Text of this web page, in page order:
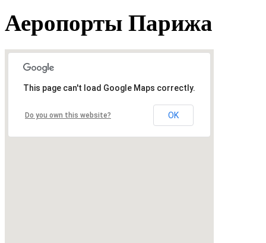
Аеропорты Парижа
This page can't load Google Maps correctly.
Do you own this website? OK